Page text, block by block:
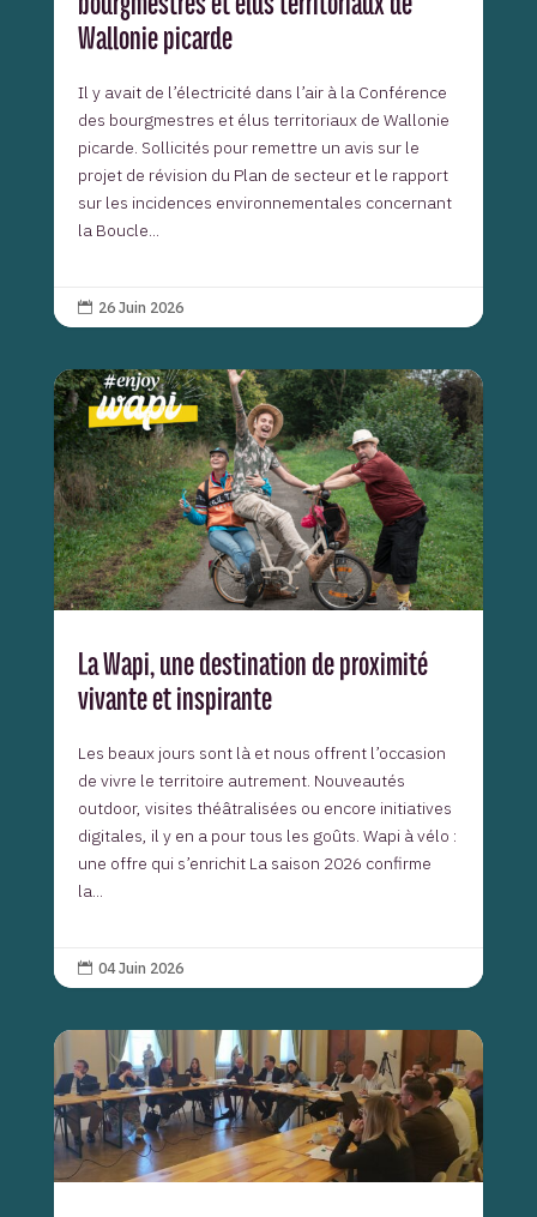
Wallonie picarde
Il y avait de l’électricité dans l’air à la Conférence
des bourgmestres et élus territoriaux de Wallonie
picarde. Sollicités pour remettre un avis sur le
projet de révision du Plan de secteur et le rapport
sur les incidences environnementales concernant
la Boucle...
 26 Juin 2026
La Wapi, une destination de proximité
vivante et inspirante
Les beaux jours sont là et nous offrent l’occasion
de vivre le territoire autrement. Nouveautés
outdoor, visites théâtralisées ou encore initiatives
digitales, il y en a pour tous les goûts. Wapi à vélo :
une offre qui s’enrichit La saison 2026 confirme
la...
 04 Juin 2026